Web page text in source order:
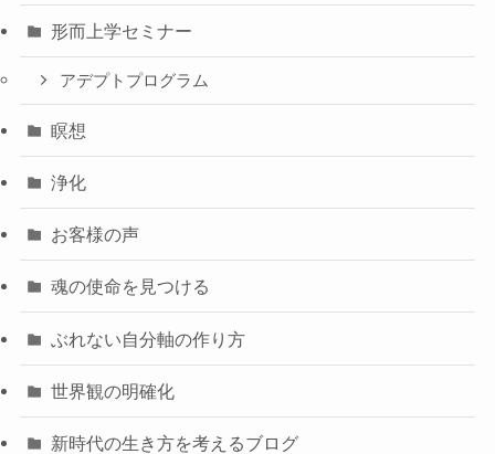
形而上学セミナー
アデプトプログラム
瞑想
浄化
お客様の声
魂の使命を見つける
ぶれない自分軸の作り方
世界観の明確化
新時代の生き方を考えるブログ